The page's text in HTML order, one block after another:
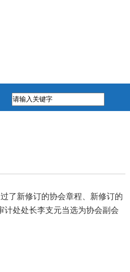
了新修订的协会章程、新修订的
计处处长李支元当选为协会副会